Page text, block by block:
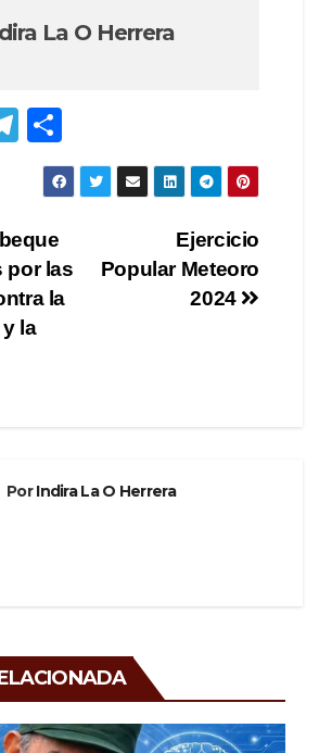
La O Herrera
T
el
gr
a
m
o
m
ar
tir
Ejercicio
Popular Meteoro
2024
por las
la
la
PorIndira La O Herrera